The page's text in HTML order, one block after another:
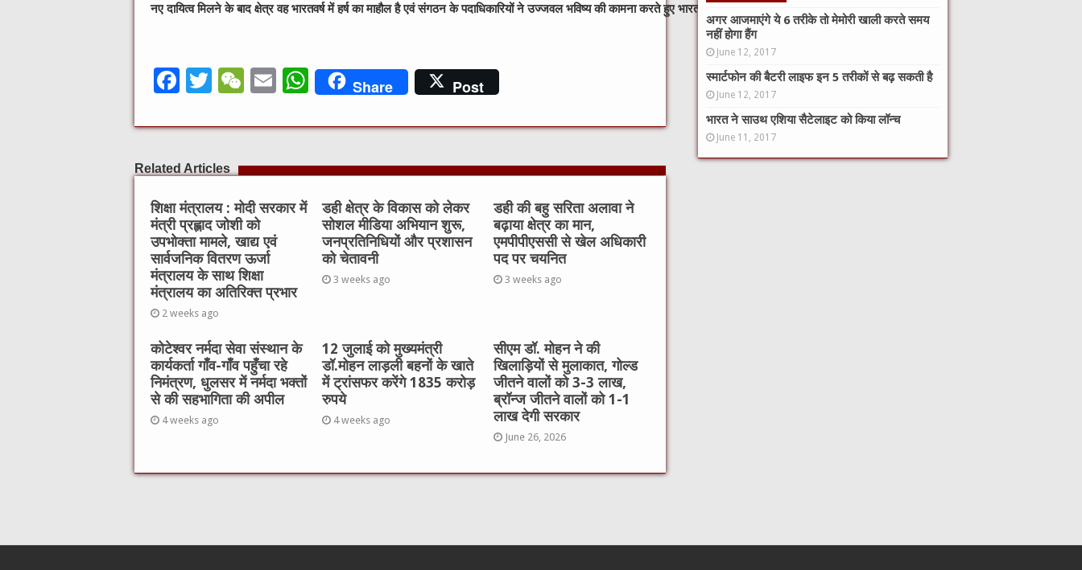
नए दायित्व मिलने के बाद क्षेत्र वह भारतवर्ष में हर्ष का माहौल है एवं संगठन के पदाधिकारियों ने उज्जवल भविष्य की कामना करते हुए भारत के नागरिकों की सेवा में अमूल्य योगदान देने की आशा की है।
F
c
e
b
o
o
k
T
it
te
r
W
C
h
at
E
ai
l
W
at
s
A
p
p
Share Post
Related Articles
शिक्षा मंत्रालय : मोदी सरकार में
मंत्री प्रह्लाद जोशी को
उपभोक्ता मामले, खाद्य एवं
सार्वजनिक वितरण ऊर्जा
मंत्रालय के साथ शिक्षा
मंत्रालय का अतिरिक्त प्रभार
2 weeks ago
डही क्षेत्र के विकास को लेकर
सोशल मीडिया अभियान शुरू,
जनप्रतिनिधियों और प्रशासन
को चेतावनी
3 weeks ago
डही की बहु सरिता अलावा ने
बढ़ाया क्षेत्र का मान,
एमपीपीएससी से खेल अधिकारी
पद पर चयनित
3 weeks ago
कोटेश्वर नर्मदा सेवा संस्थान के
कार्यकर्ता गाँव-गाँव पहुँचा रहे
निमंत्रण, धुलसर में नर्मदा भक्तों
से की सहभागिता की अपील
4 weeks ago
12 जुलाई को मुख्यमंत्री
डॉ.मोहन लाड़ली बहनों के खाते
में ट्रांसफर करेंगे 1835 करोड़
रुपये
4 weeks ago
सीएम डॉ. मोहन ने की
खिलाड़ियों से मुलाकात, गोल्ड
जीतने वालों को 3-3 लाख,
ब्रॉन्ज जीतने वालों को 1-1
लाख देगी सरकार
June 26, 2026
अगर आजमाएंगे ये 6 तरीके तो मेमोरी खाली करते समय
नहीं होगा हैंग
June 12, 2017
स्मार्टफोन की बैटरी लाइफ इन 5 तरीकों से बढ़ सकती है
June 12, 2017
भारत ने साउथ एशिया सैटेलाइट को किया लॉन्च
June 11, 2017